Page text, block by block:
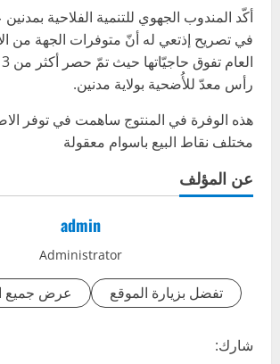
أكّد المندوب الجهوي للتنمية الفلاحية
في تصريح إذتعي له أنّ متوفرات الجهة من
رأس معدّ للأُضحية بولاية مدنين.
هذه الوفرة في المنتوج ساهمت في توفر
مختلف نقاط البيع باسوام معقولة
عن المؤلف
admin
Administrator
تفضل بزيارة الموقع عرض جميع
شارك: